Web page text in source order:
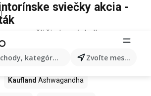
kategórie, produkty... Zvoľte mesto
sviečky akcia -
nenašli žiadne výsledky.
v obchodoch
Kaufland Ashwagandha